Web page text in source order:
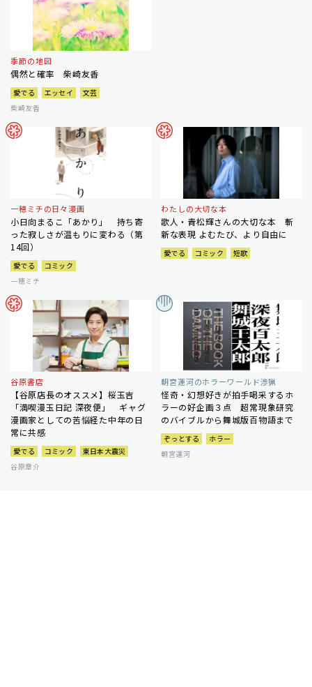
季節の地図
偶然と確率 柴崎友香
愛でる エッセイ
文芸
柴崎友香
一穂ミチの日々漫画
小日向まるこ「あかり」 持ち寄
った寂しさが温もりに変わる（第
14回）
愛でる
コミック
一穂ミチ
わたしの大切な本
歌人・青松輝さんの大切な本 斬
新な表現 よむたび、より自由に
愛でる コミック 短歌
谷原書店
【谷原店長のオススメ】桜玉吉
「満喫漫玉日記 深夜便」 ギャグ
漫画家としての苦悩経た中年の日
常に共感
愛でる コミック
東日本大震災
谷原章介
朝宮運河のホラーワールド渉猟
怪奇・幻想好きが拍手喝采するホ
ラーの好企画３点 超常現象研究
のバイブルから舞城版百物語まで
ぞっとする
ホラー
朝宮運河